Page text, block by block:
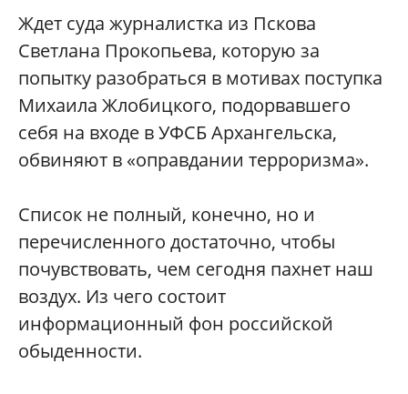
Ждет суда журналистка из Пскова
Светлана Прокопьева, которую за
попытку разобраться в мотивах поступка
Михаила Жлобицкого, подорвавшего
себя на входе в УФСБ Архангельска,
обвиняют в «оправдании терроризма».
Список не полный, конечно, но и
перечисленного достаточно, чтобы
почувствовать, чем сегодня пахнет наш
воздух. Из чего состоит
информационный фон российской
обыденности.